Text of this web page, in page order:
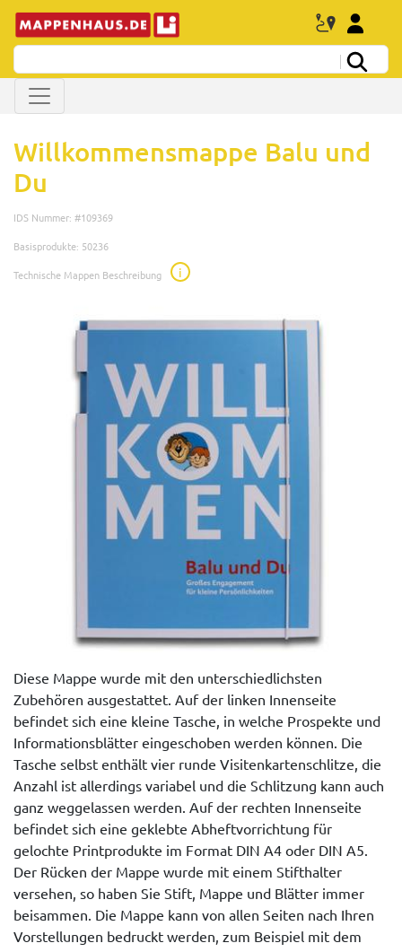
Willkommensmappe Balu und
Du
IDS Nummer: #109369
Basisprodukte: 50236
Technische Mappen Beschreibung
i
Diese Mappe wurde mit den unterschiedlichsten
Zubehören ausgestattet. Auf der linken Innenseite
befindet sich eine kleine Tasche, in welche Prospekte und
Informationsblätter eingeschoben werden können. Die
Tasche selbst enthält vier runde Visitenkartenschlitze, die
Anzahl ist allerdings variabel und die Schlitzung kann auch
ganz weggelassen werden. Auf der rechten Innenseite
befindet sich eine geklebte Abheftvorrichtung für
gelochte Printprodukte im Format DIN A4 oder DIN A5.
Der Rücken der Mappe wurde mit einem Stifthalter
versehen, so haben Sie Stift, Mappe und Blätter immer
beisammen. Die Mappe kann von allen Seiten nach Ihren
Vorstellungen bedruckt werden, zum Beispiel mit dem